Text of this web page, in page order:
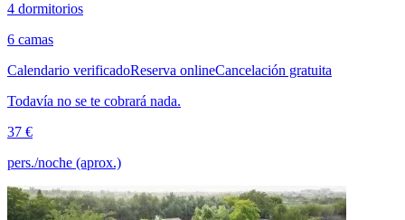
4 dormitorios
6 camas
Calendario verificadoReserva onlineCancelación gratuita
Todavía no se te cobrará nada.
37 €
pers./noche (aprox.)